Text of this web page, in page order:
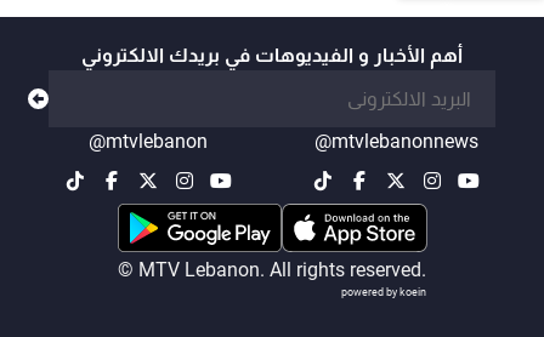
أهم الأخبار و الفيديوهات في بريدك الالكتروني
@mtvlebanonnews
@mtvlebanon
© MTV Lebanon. All rights reserved.
powered by koein